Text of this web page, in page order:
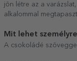
jön létre az a
alkalommal
Mit lehet
A csokoládé